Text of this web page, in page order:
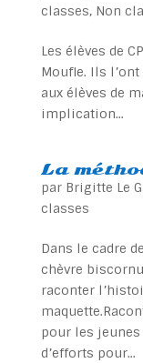
classes, Non
Les élèves de
Moufle. Ils
aux élèves de
implication...
La
par Brigitte Le
classes
Dans le cadre
chèvre
raconter
pour les
d’efforts pour...